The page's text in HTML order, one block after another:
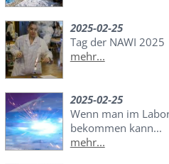
2025-02-25
Tag der NAWI 2025
mehr...
2025-02-25
Wenn man im
bekommen kann...
mehr...